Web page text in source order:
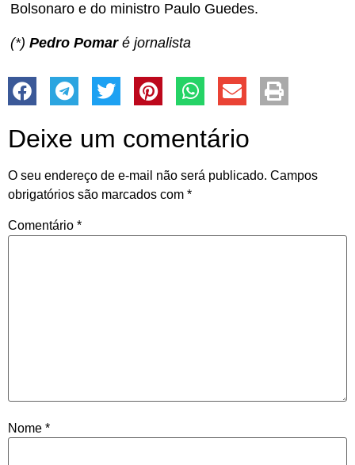
Bolsonaro e do ministro Paulo Guedes.
(*) Pedro Pomaré jornalista
Deixe um comentário
O seu endereço de e-mail não será publicado. Campos
obrigatórios são marcados com *
Comentário *
Nome *